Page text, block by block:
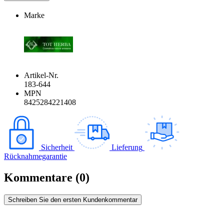
Marke
Artikel-Nr.
183-644
MPN
8425284221408
Sicherheit
Lieferung
Rücknahmegarantie
Kommentare (0)
Schreiben Sie den ersten Kundenkommentar